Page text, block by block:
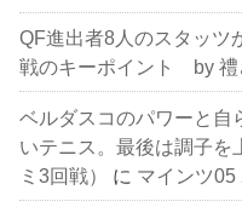
QF進出者8人のスタッツ
戦のキーポイント by 禮
ベルダスコのパワーと自
いテニス。最後は調子を
ミ3回戦）
に マインツ05